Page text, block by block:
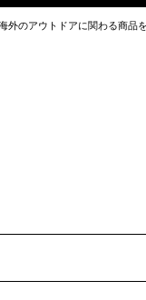
外のアウトドアに関わる商品